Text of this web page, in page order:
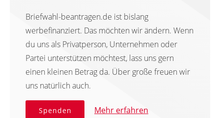
Briefwahl-beantragen.de ist bislang
werbefinanziert. Das möchten wir ändern. Wenn
du uns als Privatperson, Unternehmen oder
Partei unterstützen möchtest, lass uns gern
einen kleinen Betrag da. Über große freuen wir
uns natürlich auch.
Spenden Mehr erfahren